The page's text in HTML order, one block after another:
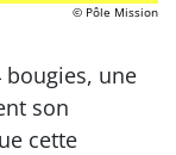
© Pôle Mission
bougies, une
son
cette